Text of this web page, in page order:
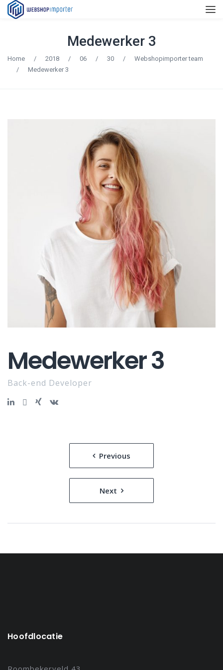
Medewerker 3
Home / 2018 / 06 / 30 /
Webshopimporter team
/
Medewerker 3
Medewerker 3
Back-end Developer
navigatie
Previous
Next
Hoofdlocatie